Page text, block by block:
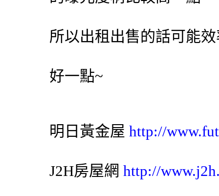
所以出租出售的話可能
好一點~
明日黃金屋 http://
J2H房屋網 http://